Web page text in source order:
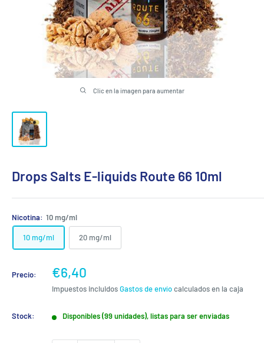
Clic en la imagen para aumentar
Drops Salts E-liquids Route 66 10ml
Nicotina: 10 mg/ml
10 mg/ml 20 mg/ml
Precio:
Precio
de
venta
€6,40
Impuestos incluidosGastos de envíocalculados en la caja
Stock: Disponibles (99 unidades), listas para ser enviadas